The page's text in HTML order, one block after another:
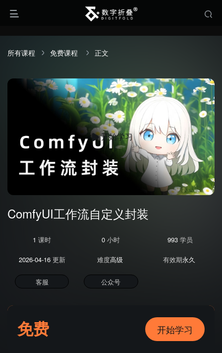
所有课程 免费课程 正文
开始学习
ComfyUI工作流自定义封装
1 课时 0 小时 993 学员
2026-04-16 更新 难度高级 有效期永久
客服 公众号
免费 开始学习